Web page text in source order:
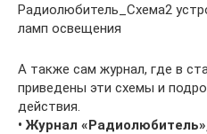
Радиолюбитель_Схема2
ламп освещения
А также сам журнал, где в
приведены эти схемы и
действия.
• Журнал